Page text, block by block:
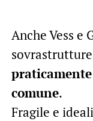
Anche Vess e
comune.
Fragile e